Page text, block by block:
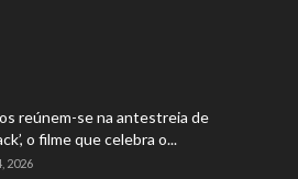
reúnem-se na antestreia de
o filme que celebra o...
2026